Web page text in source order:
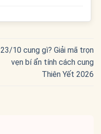
23/10 cung gì? Giải mã trọn
vẹn bí ẩn tính cách cung
Thiên Yết 2026